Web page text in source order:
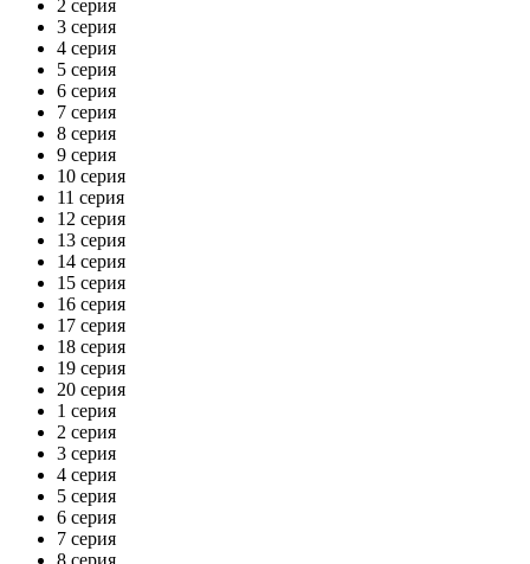
2 серия
3 серия
4 серия
5 серия
6 серия
7 серия
8 серия
9 серия
10 серия
11 серия
12 серия
13 серия
14 серия
15 серия
16 серия
17 серия
18 серия
19 серия
20 серия
1 серия
2 серия
3 серия
4 серия
5 серия
6 серия
7 серия
8 серия